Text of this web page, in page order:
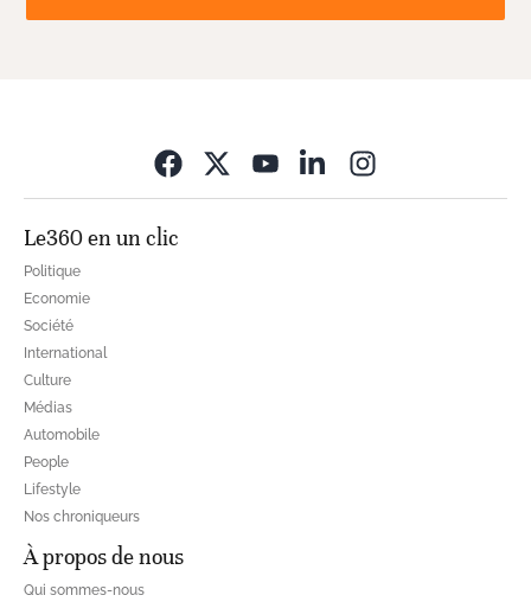
Le360 en un clic
Politique
Economie
Société
International
Culture
Médias
Automobile
People
Lifestyle
Nos chroniqueurs
À propos de nous
Qui sommes-nous